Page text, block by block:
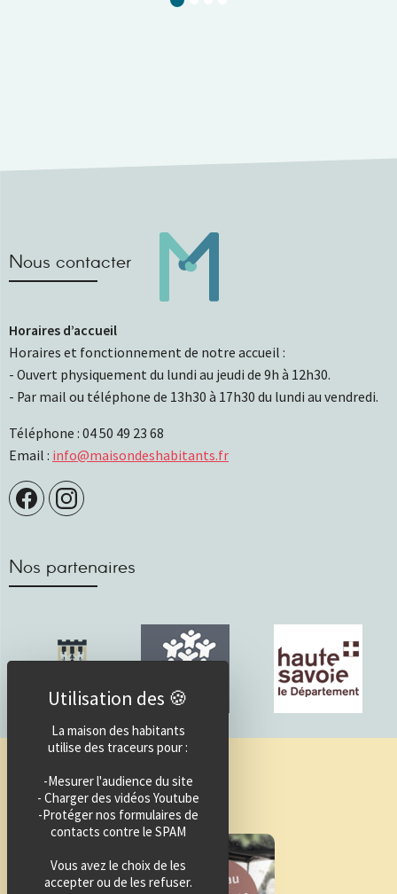
Nous contacter
Horaires d’accueil
Horaires et fonctionnement de notre accueil :
- Ouvert physiquement du lundi au jeudi de 9h à 12h30.
- Par mail ou téléphone de 13h30 à 17h30 du lundi au vendredi.
Téléphone : 04 50 49 23 68
Email : info@maisondeshabitants.fr
Nos partenaires
Guide des activités
La maison des habitants
utilise des traceurs pour :
-Mesurer l'audience du site
- Charger des vidéos Youtube
-Protéger nos formulaires de
contacts contre le SPAM
Vous avez le choix de les
accepter ou de les refuser.